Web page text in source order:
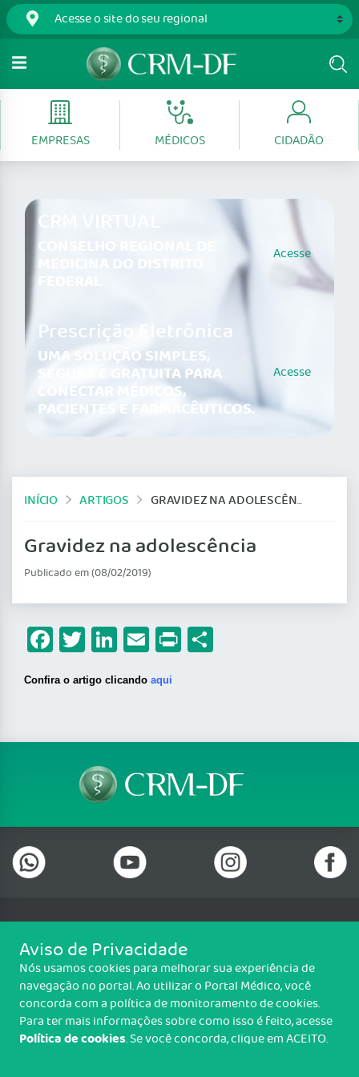
EMPRESAS MÉDICOS CIDADÃO
CRM VIRTUAL
CONSELHO REGIONAL DE
MEDICINA DO DISTRITO Acesse
Prescrição Eletrônica
UMA SOLUÇÃO SIMPLES,
SEGURA E GRATUITA PARA
CONECTAR MÉDICOS,
PACIENTES E FARMACÊUTICOS.
Acesse
INÍCIO ARTIGOS GRAVIDEZ NA ADOLESCÊNCIA
Gravidez na adolescência
Publicado em (08/02/2019)
Facebook
Twitter
LinkedIn
Email
Print
Confira o artigo clicando aqui
Telefone: (61) 3322 0001
Setor de Indústrias Gráficas (SIG), Quadra 01 Lote 985 2º Andar, Sala
202, Centro Empresarial Parque Brasília, Brasília/DF - CEP: 70.610-410
Copyright CRM-DF. Todos os direitos reservados.
TRANSPARÊNCIA E PRESTAÇÃO DE
Aviso de Privacidade
Nós usamos cookies para melhorar sua experiência de
navegação no portal. Ao utilizar o Portal Médico, você
concorda com a política de monitoramento de cookies.
Para ter mais informações sobre como isso é feito, acesse
Política de cookies. Se você concorda, clique em ACEITO.